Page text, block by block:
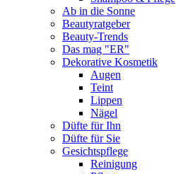
Ab in die Sonne
Beautyratgeber
Beauty-Trends
Das mag "ER"
Dekorative Kosmetik
Augen
Teint
Lippen
Nägel
Düfte für Ihn
Düfte für Sie
Gesichtspflege
Reinigung